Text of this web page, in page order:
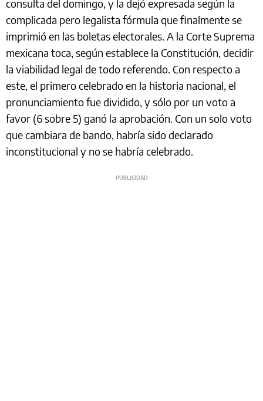
consulta del domingo, y la dejó expresada según la
complicada pero legalista fórmula que finalmente se
imprimió en las boletas electorales. A la Corte Suprema
mexicana toca, según establece la Constitución, decidir
la viabilidad legal de todo referendo. Con respecto a
este, el primero celebrado en la historia nacional, el
pronunciamiento fue dividido, y sólo por un voto a
favor (6 sobre 5) ganó la aprobación. Con un solo voto
que cambiara de bando, habría sido declarado
inconstitucional y no se habría celebrado.